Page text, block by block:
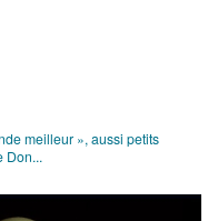
meilleur », aussi petits
Don...